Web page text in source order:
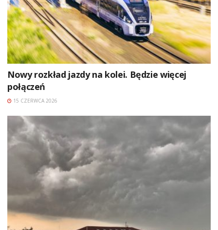
Nowy rozkład jazdy na kolei. Będzie więcej
połączeń
15 CZERWCA 2026